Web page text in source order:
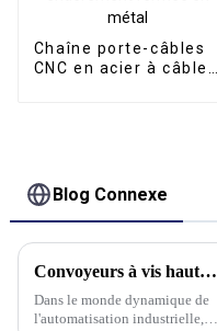
Chaîne porte-câbles
CNC en acier à câble
Blog Connexe
Convoyeurs à vis haute performance : pour une manutention fiable des matériaux
Dans le monde dynamique de
l'automatisation industrielle,